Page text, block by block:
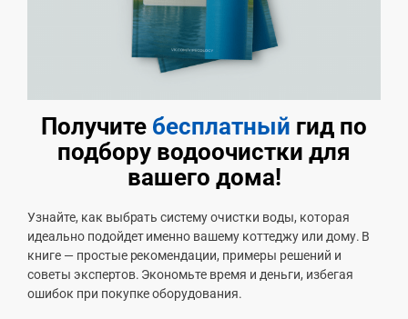
Получите бесплатный гид по
подбору водоочистки для
вашего дома!
Узнайте, как выбрать систему очистки воды, которая
идеально подойдет именно вашему коттеджу или дому. В
книге — простые рекомендации, примеры решений и
советы экспертов. Экономьте время и деньги, избегая
ошибок при покупке оборудования.